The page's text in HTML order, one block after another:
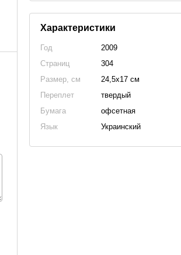
Характеристики
Год
2009
Страниц
304
Размер, см
24,5х17 см
Переплет
твердый
Бумага
офсетная
Язык
Украинский